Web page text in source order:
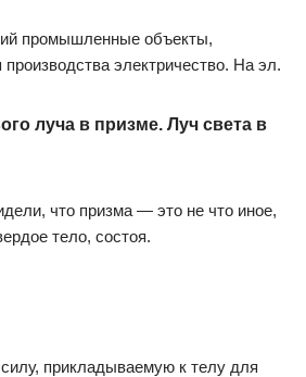
промышленные объекты,
электричество. На эл.
луча в призме. Луч света в
что призма — это не что иное,
тело, состоя.
прикладываемую к телу для